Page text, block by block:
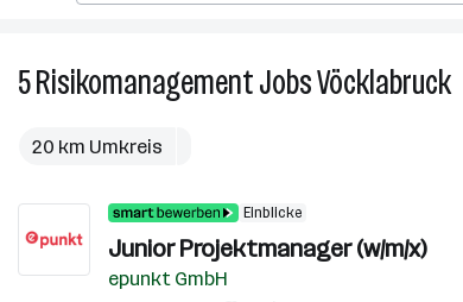
5RisikomanagementJobsVöcklabruck5
20 km Umkreis
Einblicke
Junior Projektmanager (w/m/x)
epunkt GmbH